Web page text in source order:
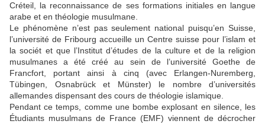
Créteil, la reconnaissance de ses formations initiales en langue
arabe et en théologie musulmane.
Le phénomène n’est pas seulement national puisqu’en Suisse,
l’université de Fribourg accueille un Centre suisse pour l’islam et
la sociét et que l’Institut d’études de la culture et de la religion
musulmanes a été créé au sein de l’université Goethe de
Francfort, portant ainsi à cinq (avec Erlangen-Nuremberg,
Tübingen, Osnabrück et Münster) le nombre d’universités
allemandes dispensant des cours de théologie islamique.
Pendant ce temps, comme une bombe explosant en silence, les
Étudiants musulmans de France (EMF) viennent de décrocher